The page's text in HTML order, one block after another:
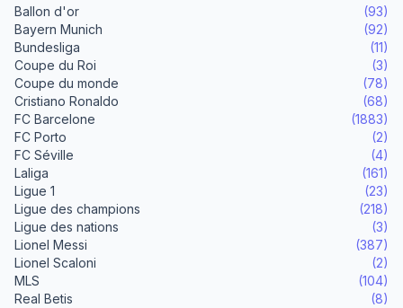
Ballon d'or
(93)
Bayern Munich
(92)
Bundesliga
(11)
Coupe du Roi
(3)
Coupe du monde
(78)
Cristiano Ronaldo
(68)
FC Barcelone
(1883)
FC Porto
(2)
FC Séville
(4)
Laliga
(161)
Ligue 1
(23)
Ligue des champions
(218)
Ligue des nations
(3)
Lionel Messi
(387)
Lionel Scaloni
(2)
MLS
(104)
Real Betis
(8)